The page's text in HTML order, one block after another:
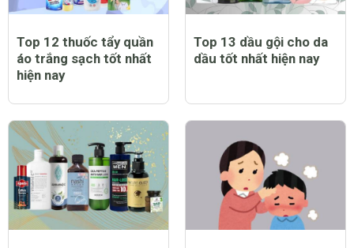
Top 12 thuốc tẩy quần
áo trắng sạch tốt nhất
hiện nay
Top 13 dầu gội cho da
dầu tốt nhất hiện nay